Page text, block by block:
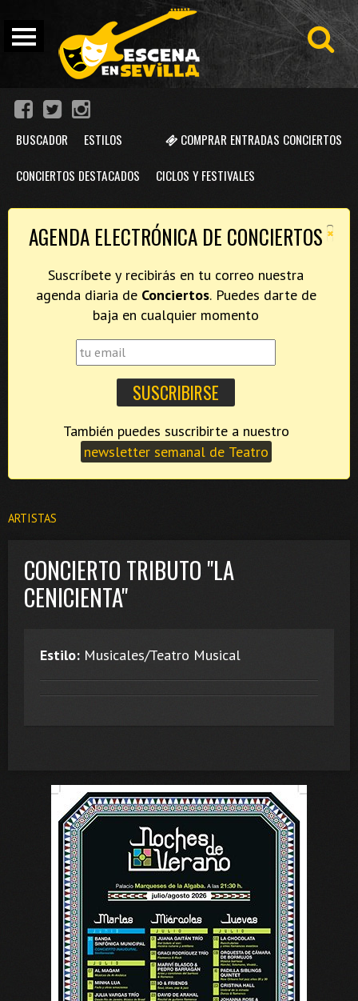
COMPRAR ENTRADAS CONCIERTOS
BUSCADOR ESTILOS
CONCIERTOS DESTACADOS CICLOS Y FESTIVALES
×
AGENDA ELECTRÓNICA DE CONCIERTOS
Suscríbete y recibirás en tu correo nuestra
agenda diaria de Conciertos. Puedes darte de
baja en cualquier momento
newsletter semanal de Teatro
ARTISTAS
CONCIERTO TRIBUTO "LA
CENICIENTA"
Estilo: Musicales/Teatro Musical